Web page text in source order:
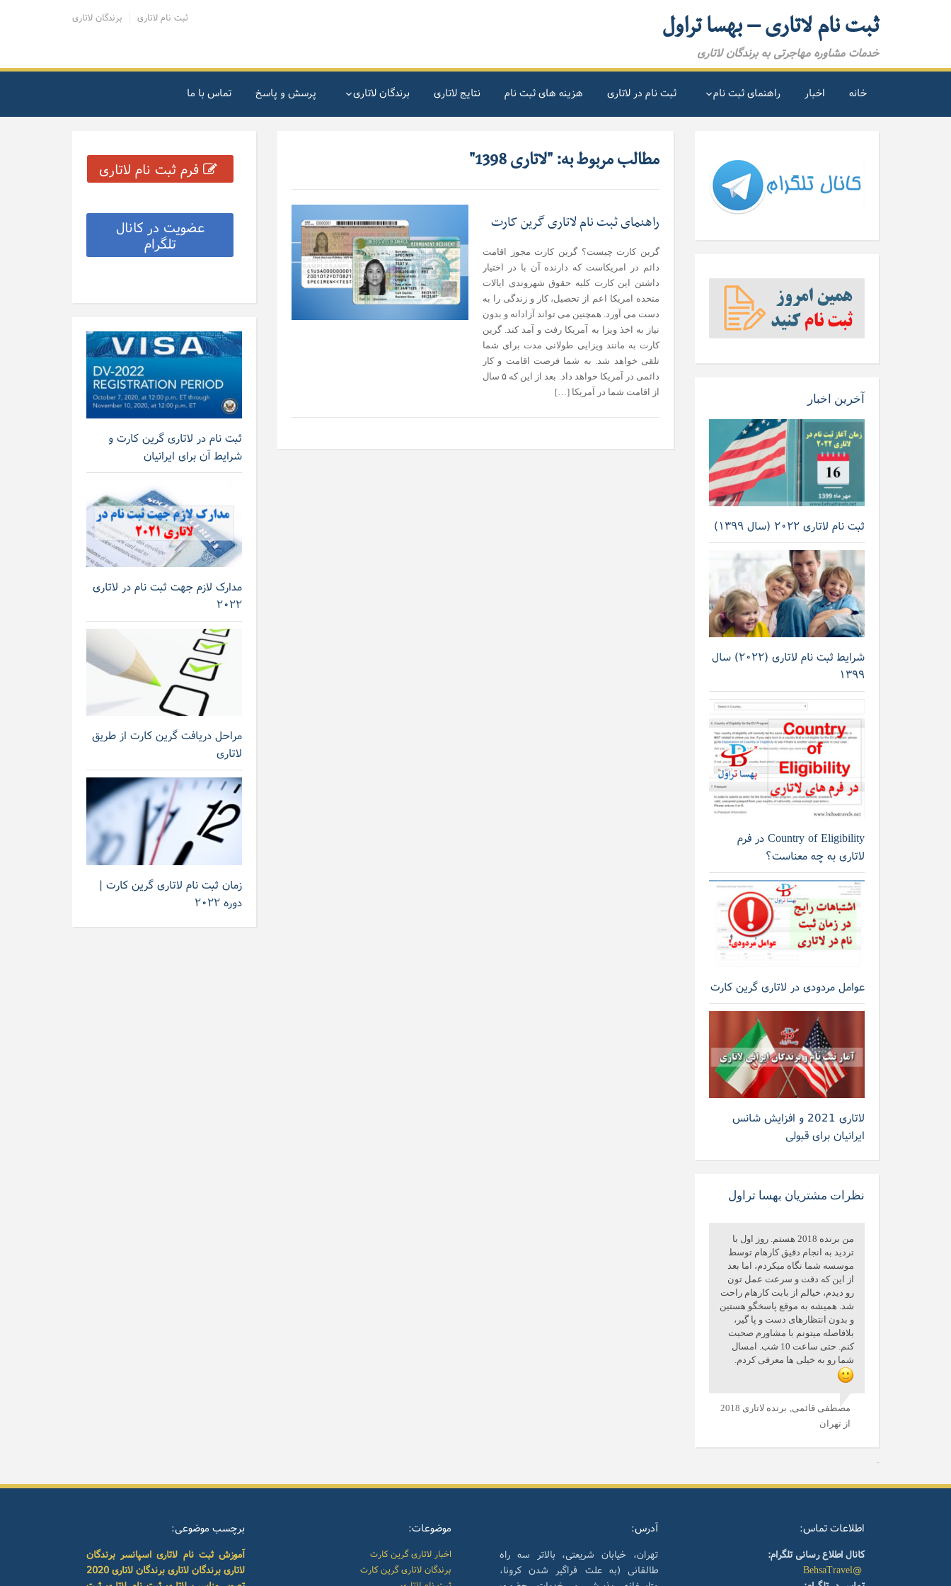
ثبت نام لاتاری – بهسا تراول
خدمات مشاوره مهاجرتی به برندگان لاتاری
برندگان لاتاری ثبت نام لاتاری
خانه اخبار راهنمای ثبت نام ثبت نام در لاتاری هزینه های ثبت نام نتایج لاتاری برندگان لاتاری پرسش و پاسخ تماس با ما
فرم ثبت نام لاتاری
عضویت در کانال
تلگرام
ثبت نام در لاتاری گرین کارت و
شرایط آن برای ایرانیان
مدارک لازم جهت ثبت نام در لاتاری
۲۰۲۲
مراحل دریافت گرین کارت از طریق
لاتاری
زمان ثبت نام لاتاری گرین کارت |
دوره ۲۰۲۲
مطالب مربوط به: "لاتاری 1398"
راهنمای ثبت نام لاتاری گرین کارت
گرین کارت چیست؟ گرین کارت مجوز اقامت
دائم در امریکاست که دارنده آن با در اختیار
داشتن این کارت کلیه حقوق شهروندی ایالات
متحده امریکا اعم از تحصیل، کار و زندگی را به
دست می آورد. همچنین می تواند آزادانه و بدون
نیاز به اخذ ویزا به آمریکا رفت و آمد کند. گرین
کارت به مانند ویزایی طولانی مدت برای شما
تلقی خواهد شد. به شما فرصت اقامت و کار
دائمی در آمریکا خواهد داد. بعد از این که ۵ سال
از اقامت شما در آمریکا […]
آخرین اخبار
ثبت نام لاتاری ۲۰۲۲ (سال ۱۳۹۹)
شرایط ثبت نام لاتاری (۲۰۲۲) سال
۱۳۹۹
Country of Eligibility در فرم
لاتاری به چه معناست؟
عوامل مردودی در لاتاری گرین کارت
لاتاری 2021 و افزایش شانس
ایرانیان برای قبولی
نظرات مشتریان بهسا تراول
من برنده 2018 هستم. روز اول با
تردید به انجام دقیق کارهام توسط
موسسه شما نگاه میکردم، اما بعد
از این که دقت و سرعت عمل تون
رو دیدم، خیالم از بابت کارهام راحت
شد. همیشه به موقع پاسخگو هستین
و بدون انتظارهای دست و پا گیر،
بلافاصله میتونم با مشاورم صحبت
کنم. حتی ساعت 10 شب. امسال
شما رو به خیلی ها معرفی کردم.
مصطفی قائمی,
برنده لاتاری 2018
از تهران
برچسب موضوعی:
آموزش ثبت نام لاتاری اسپانسر برندگان
لاتاری برندگان لاتاری برندگان لاتاری 2020
موضوعات:
اخبار لاتاری گرین کارت
برندگان لاتاری گرین کارت
آدرس:
تهران، خیابان شریعتی، بالاتر سه راه
طالقانی (به علت فراگیر شدن کرونا،
اطلاعات تماس:
کانال اطلاع رسانی تلگرام:
@BehsaTravel